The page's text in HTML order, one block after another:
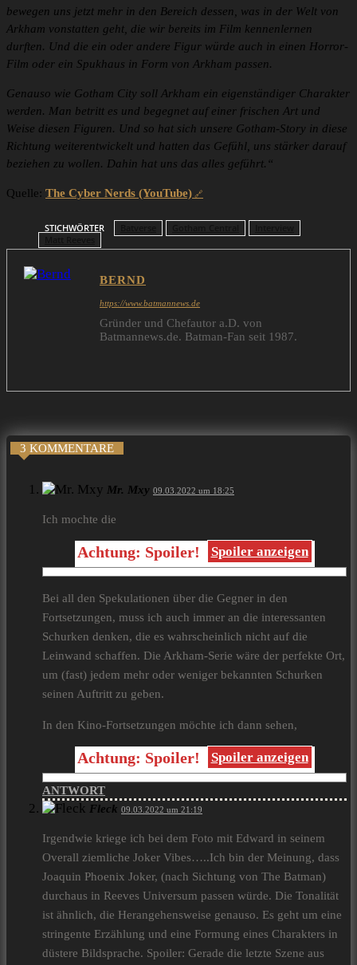
bewegen uns jetzt mehr in den Bereich dessen, was in der Welt von
Arkham vonstatten geht, die wir bereits im Film kennenlernen
durften. Und die ein oder andere Figur würde auch in einen Horror-
Film oder ein Spukhaus in Form von Arkham passen.
Genauso wie Gotham City soll Arkham ein eigenständiger Charakter
werden. Man betritt es und begegnet auf einer frischen Art und
Weise diesen Figuren. Und so hat sich unsere Gotham-Story in diese
Richtung weiterentwickelt und hatten das Gefühl, uns stärker darauf
beziehen zu wollen. Dahin hat uns das alles geführt.“
Quelle: The Cyber Nerds (YouTube)
STICHWÖRTER
BERND
https://www.batmannews.de
Gründer und Chefautor a.D. von
Batmannews.de. Batman-Fan seit 1987.
3 KOMMENTARE
Mr. Mxy 09.03.2022 um 18:25
Ich mochte die
Achtung: Spoiler! Spoiler anzeigen
Bei all den Spekulationen über die Gegner in den
Fortsetzungen, muss ich auch immer an die interessanten
Schurken denken, die es wahrscheinlich nicht auf die
Leinwand schaffen. Die Arkham-Serie wäre der perfekte Ort,
um (fast) jedem mehr oder weniger bekannten Schurken
seinen Auftritt zu geben.
In den Kino-Fortsetzungen möchte ich dann sehen,
Achtung: Spoiler! Spoiler anzeigen
ANTWORT
Fleck 09.03.2022 um 21:19
Irgendwie kriege ich bei dem Foto mit Edward in seinem
Overall ziemliche Joker Vibes…..Ich bin der Meinung, dass
Joaquin Phoenix Joker, (nach Sichtung von The Batman)
durchaus in Reeves Universum passen würde. Die Tonalität
ist ähnlich, die Herangehensweise genauso. Es geht um eine
stringente Erzählung und eine Formung eines Charakters in
düstere Bildsprache. Spoiler: Gerade die letzte Szene aus